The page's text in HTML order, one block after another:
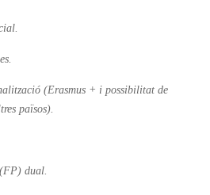
(Erasmus + i possibilitat de
països).
dual.